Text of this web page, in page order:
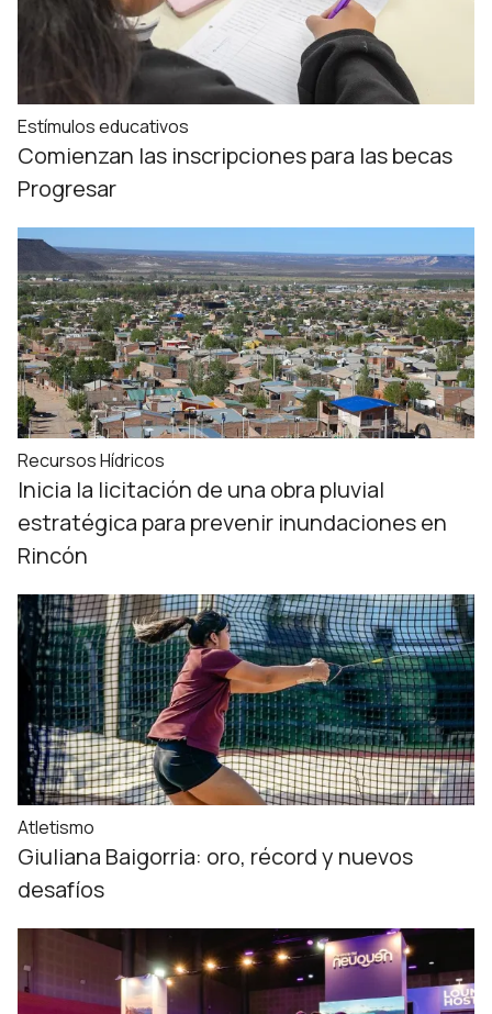
Estímulos educativos
Comienzan las inscripciones para las becas
Progresar
Recursos Hídricos
Inicia la licitación de una obra pluvial
estratégica para prevenir inundaciones en
Rincón
Atletismo
Giuliana Baigorria: oro, récord y nuevos
desafíos